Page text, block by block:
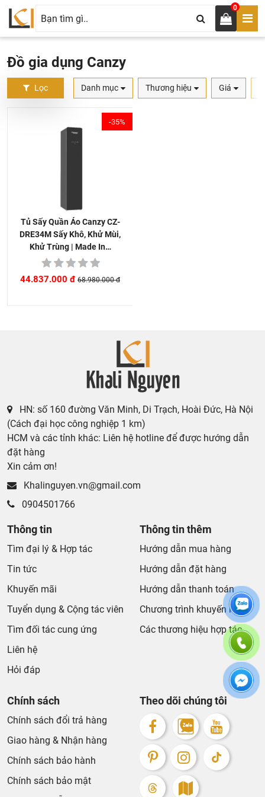
0
Đồ gia dụng Canzy
Lọc Danh mục Thương hiệu Giá
-35%
Tủ Sấy Quần Áo Canzy CZ-
DRE34M Sấy Khô, Khử Mùi,
Khử Trùng | Made In…
44.837.000 đ 68.980.000 đ
HN: số 160 đường Văn Minh, Di Trạch, Hoài Đức, Hà Nội
(Cách đại học công nghiệp 1 km)
HCM và các tỉnh khác: Liên hệ hotline để được hướng dẫn
đặt hàng
Xin cảm ơn!
Khalinguyen.vn@gmail.com
0904501766
Thông tin
Tìm đại lý & Hợp tác
Tin tức
Khuyến mãi
Tuyển dụng & Cộng tác viên
Tìm đối tác cung ứng
Liên hệ
Hỏi đáp
Thông tin thêm
Hướng dẫn mua hàng
Hướng dẫn đặt hàng
Hướng dẫn thanh toán
Chương trình khuyến mãi
Các thương hiệu hợp tác
Chính sách
Chính sách đổi trả hàng
Giao hàng & Nhận hàng
Chính sách bảo hành
Chính sách bảo mật
Theo dõi chúng tôi